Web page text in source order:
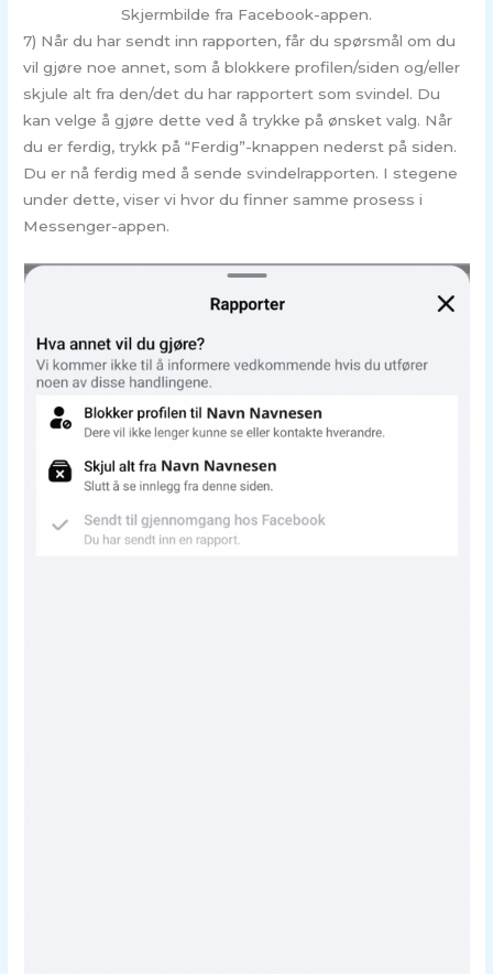
Skjermbilde fra Facebook-appen.
7) Når du har sendt inn rapporten, får du spørsmål om du
vil gjøre noe annet, som å blokkere profilen/siden og/eller
skjule alt fra den/det du har rapportert som svindel. Du
kan velge å gjøre dette ved å trykke på ønsket valg. Når
du er ferdig, trykk på “Ferdig”-knappen nederst på siden.
Du er nå ferdig med å sende svindelrapporten. I stegene
under dette, viser vi hvor du finner samme prosess i
Messenger-appen.